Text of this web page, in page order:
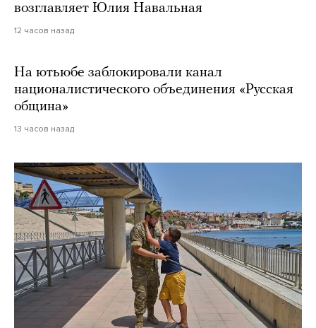
возглавляет Юлия Навальная
12 часов назад
На ютьюбе заблокировали канал
националистического объединения «Русская
община»
13 часов назад